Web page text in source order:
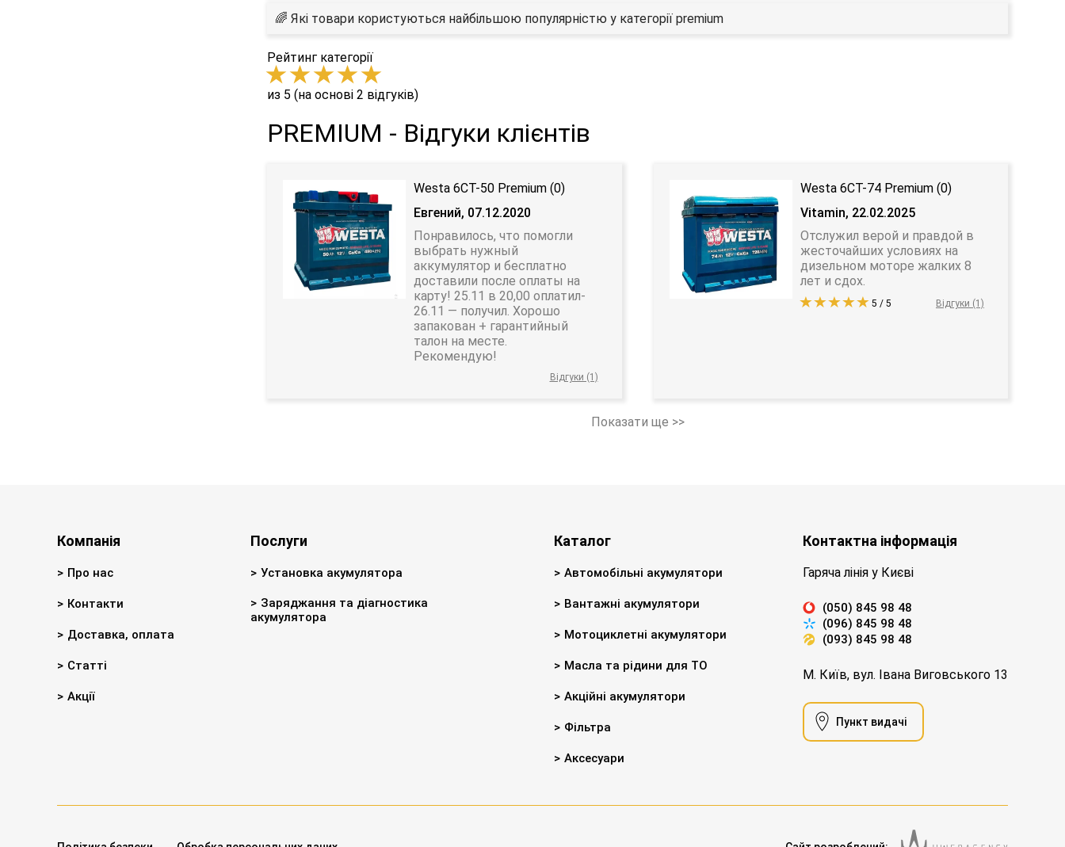
🌈 Які товари користуються найбільшою популярністю у категорії premium
Рейтинг категорії
из 5 (на основі 2 відгуків)
PREMIUM - Відгуки клієнтів
Westa 6CT-50 Premium (0)
Евгений, 07.12.2020
Понравилось, что помогли
выбрать нужный
аккумулятор и бесплатно
доставили после оплаты на
карту! 25.11 в 20,00 оплатил-
26.11 — получил. Хорошо
запакован + гарантийный
талон на месте.
Рекомендую!
Відгуки (1)
Westa 6CT-74 Premium (0)
Vitamin, 22.02.2025
Отслужил верой и правдой в
жесточайших условиях на
дизельном моторе жалких 8
лет и сдох.
5 / 5 Відгуки (1)
Показати ще >>
Компанія
Про нас
Контакти
Доставка, оплата
Статті
Акції
Послуги
Установка акумулятора
Заряджання та діагностика
акумулятора
Каталог
Автомобільні акумулятори
Вантажні акумулятори
Мотоциклетні акумулятори
Масла та рідини для ТО
Акційні акумулятори
Фільтра
Аксесуари
Контактна інформація
Гаряча лінія у Києві
(050) 845 98 48
(096) 845 98 48
(093) 845 98 48
М. Київ, вул. Івана Виговського 13
Пункт видачі